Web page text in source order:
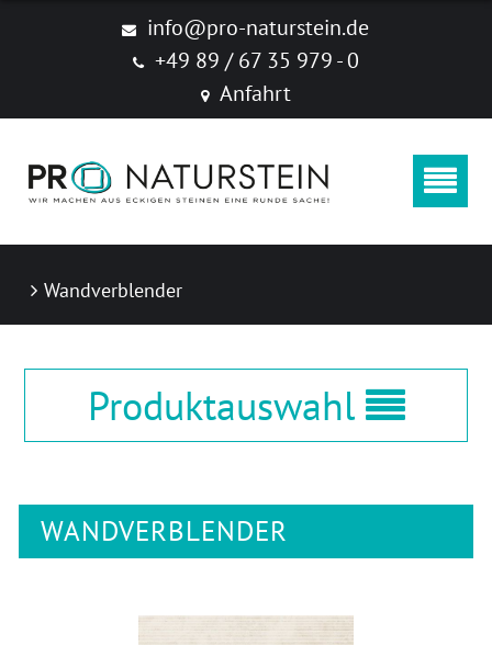
info@pro-naturstein.de
+49 89 / 67 35 979 - 0
Anfahrt
Wandverblender
WANDVERBLENDER